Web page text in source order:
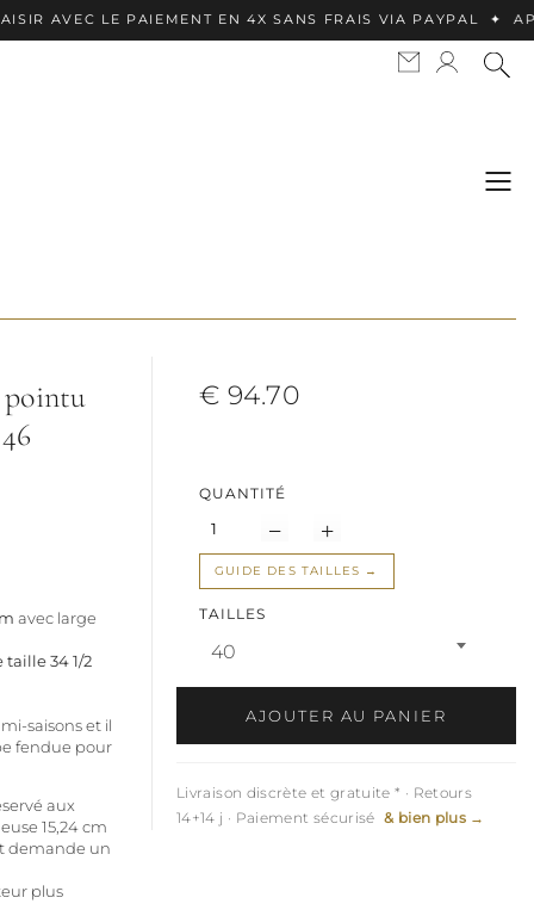
LE PAIEMENT EN 4X SANS FRAIS VIA PAYPAL ✦ APPLE PAY
pointu
avec large
taille 34 1/2
saisons et il
fendue pour
aux
15,24 cm
demande un
plus
€ 94.70
QUANTITÉ
GUIDE DES TAILLES
TAILLES
40
AJOUTER AU PANIER
Livraison discrète et gratuite * · Retours
14+14 j · Paiement sécurisé & bien plus →